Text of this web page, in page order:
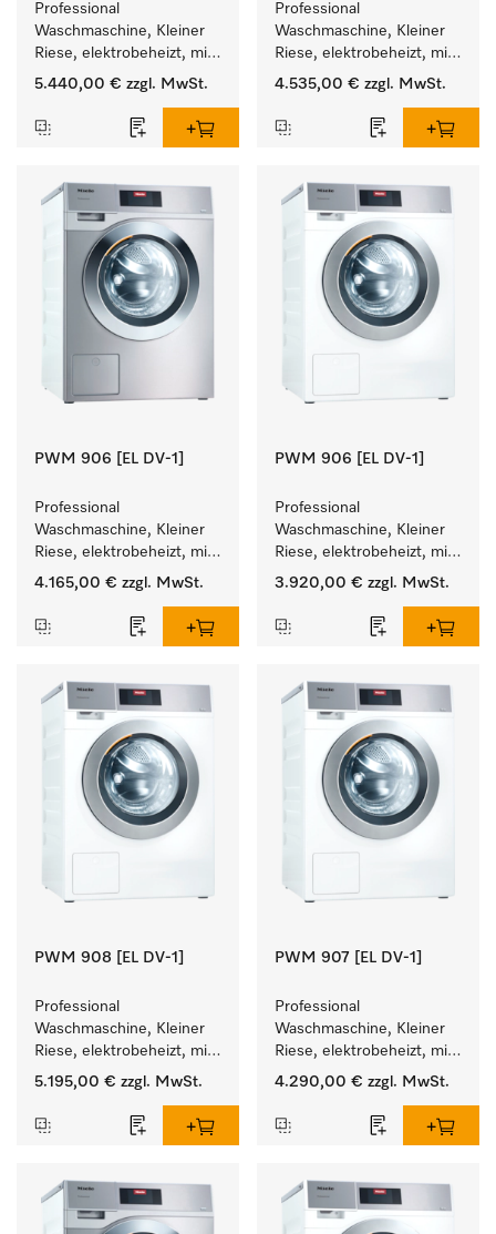
Professional
Waschmaschine, Kleiner
Riese, elektrobeheizt, mit
Ablaufpumpe und
Programmen.
Leistung 8 kg  in 49 min .
5.440,00 € zzgl. MwSt.
Professional
Waschmaschine, Kleiner
Riese, elektrobeheizt, mit
Ablaufventil und
Programmen.
Leistung 7 kg  in 49 min .
4.535,00 € zzgl. MwSt.
PWM 906 [EL DV-1]
Professional
Waschmaschine, Kleiner
Riese, elektrobeheizt, mit
Ablaufventil und
Programmen.
Leistung 6 kg  in 49 min .
4.165,00 € zzgl. MwSt.
PWM 906 [EL DV-1]
Professional
Waschmaschine, Kleiner
Riese, elektrobeheizt, mit
Ablaufventil und
Programmen.
Leistung 6 kg  in 49 min .
3.920,00 € zzgl. MwSt.
PWM 908 [EL DV-1]
Professional
Waschmaschine, Kleiner
Riese, elektrobeheizt, mit
Ablaufventil und
Programmen.
Leistung 8 kg  in 49 min .
5.195,00 € zzgl. MwSt.
PWM 907 [EL DV-1]
Professional
Waschmaschine, Kleiner
Riese, elektrobeheizt, mit
Ablaufventil und
Programmen.
Leistung 7 kg  in 49 min .
4.290,00 € zzgl. MwSt.